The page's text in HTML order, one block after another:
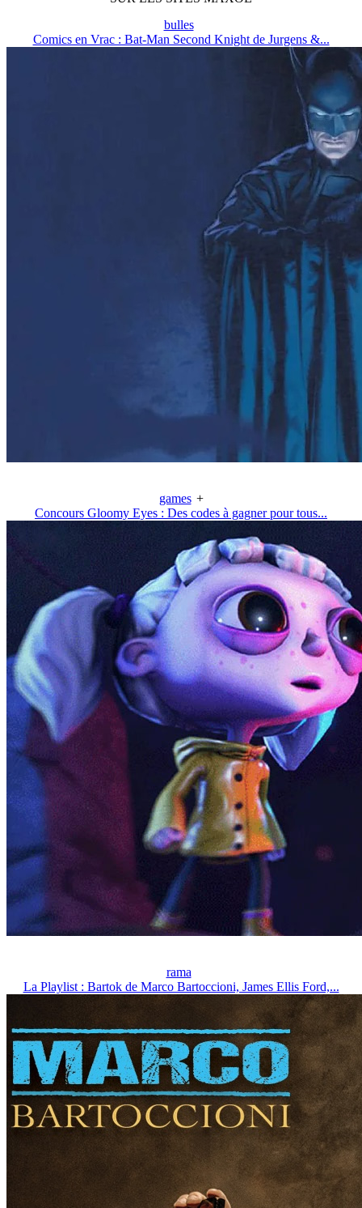
bulles
Comics en Vrac : Bat-Man Second Knight de Jurgens &...
games +
Concours Gloomy Eyes : Des codes à gagner pour tous...
rama
La Playlist : Bartok de Marco Bartoccioni, James Ellis Ford,...